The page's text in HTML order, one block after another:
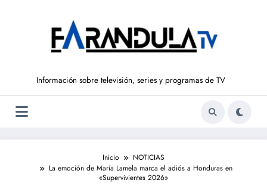
Información sobre televisión, series y programas de TV
Inicio
NOTICIAS
La emoción de María Lamela marca el adiós a Honduras en
«Supervivientes 2026»